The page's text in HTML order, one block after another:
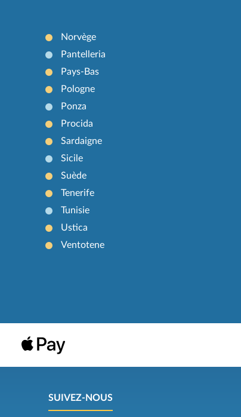
Norvège
Pantelleria
Pays-Bas
Pologne
Ponza
Procida
Sardaigne
Sicile
Suède
Tenerife
Tunisie
Ustica
Ventotene
SUIVEZ-NOUS